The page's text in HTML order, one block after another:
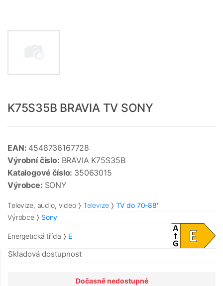
K75S35B BRAVIA TV SONY
EAN: 4548736167728
Výrobní číslo: BRAVIA K75S35B
Katalogové číslo: 35063015
Výrobce: SONY
Televize, audio, video Televize
TV do 70-88''
Výrobce
Sony
Energetická třída E
Skladová dostupnost
Dočasně nedostupné